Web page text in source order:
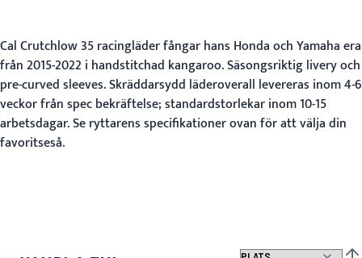
Cal Crutchlow 35 racingläder fångar hans Honda och Yamaha era
från 2015-2022 i handstitchad kangaroo. Säsongsriktig livery och
pre-curved sleeves. Skräddarsydd läderoverall levereras inom 4-6
veckor från spec bekräftelse; standardstorlekar inom 10-15
arbetsdagar. Se ryttarens specifikationer ovan för att välja din
favoritseså.